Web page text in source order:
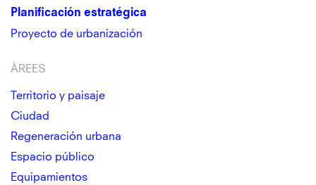
Planificación estratégica
Proyecto de urbanización
ÀREES
Territorio y paisaje
Ciudad
Regeneración urbana
Espacio público
Equipamientos